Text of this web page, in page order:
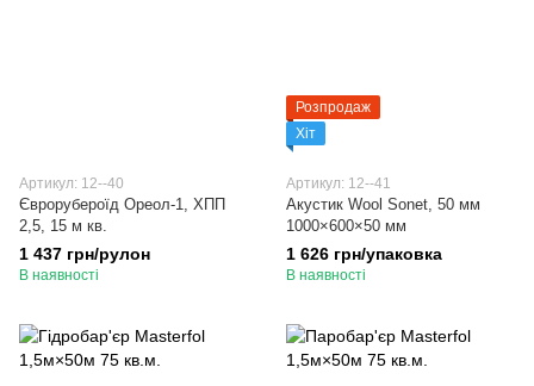
Артикул: 12--40
Єврорубероїд Ореол-1, ХПП
2,5, 15 м кв.
1 437 грн/рулон
В наявності
Розпродаж
Хіт
Артикул: 12--41
Акустик Wool Sonet, 50 мм
1000×600×50 мм
1 626 грн/упаковка
В наявності